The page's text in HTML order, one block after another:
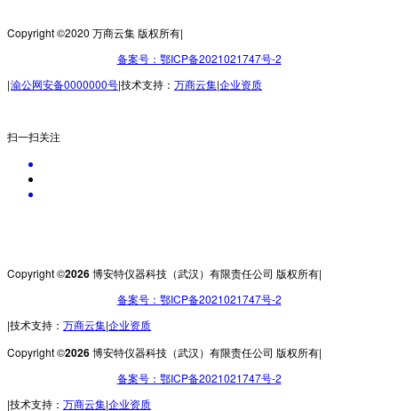
Copyright ©2020 万商云集 版权所有|
备案号：鄂ICP备2021021747号-2
|渝公网安备0000000号|技术支持： 万商云集|企业资质
扫一扫关注
Copyright ©2026博安特仪器科技（武汉）有限责任公司 版权所有|
备案号：鄂ICP备2021021747号-2
|技术支持： 万商云集|企业资质
Copyright ©2026博安特仪器科技（武汉）有限责任公司 版权所有|
备案号：鄂ICP备2021021747号-2
|技术支持： 万商云集|企业资质